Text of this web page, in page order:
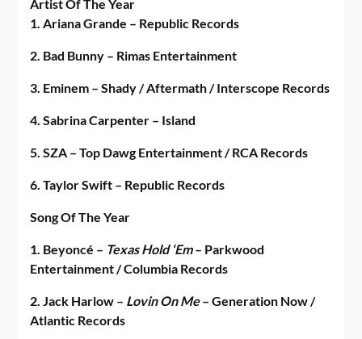
Artist Of The Year
1. Ariana Grande – Republic Records
2. Bad Bunny – Rimas Entertainment
3. Eminem – Shady / Aftermath / Interscope Records
4. Sabrina Carpenter – Island
5. SZA – Top Dawg Entertainment / RCA Records
6. Taylor Swift – Republic Records
Song Of The Year
1. Beyoncé – Texas Hold ‘Em– Parkwood
Entertainment / Columbia Records
2. Jack Harlow – Lovin On Me– Generation Now /
Atlantic Records